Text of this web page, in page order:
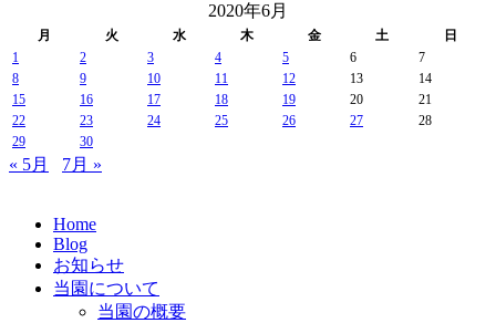
2020年6月
月 火 水 木 金 土
日
1
2 3 4 5 6
7
8
9 10 11 12 13
14
15
16 17 18 19 20
21
22
23 24 25 26 27
28
29
30
« 5月 7月 »
Home
Blog
お知らせ
当園について
当園の概要